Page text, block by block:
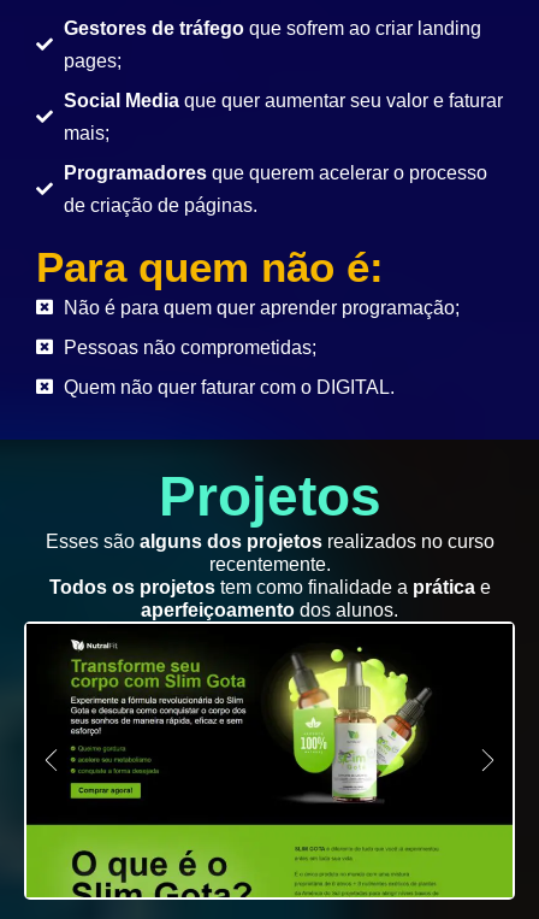
Gestores de tráfegoque sofrem ao criar landing
pages;
Social Media que quer aumentar seu valor e faturar
mais;
Programadores que querem acelerar o processo
de criação de páginas.
Para quem não é:
Não é para quem quer aprender programação;
Pessoas não comprometidas;
Quem não quer faturar com o DIGITAL.
Projetos
Esses sãoalguns dos projetosrealizados no curso
recentemente.
Todos os projetos tem como finalidade a prática e
aperfeiçoamento dos alunos.